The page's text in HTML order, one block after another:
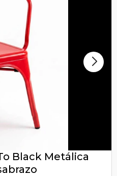
Black Metálica